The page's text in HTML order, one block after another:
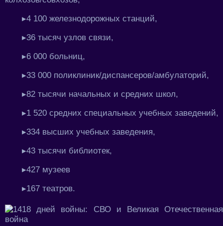
▸4 100 железнодорожных станций,
▸36 тысяч узлов связи,
▸6 000 больниц,
▸33 000 поликлиник/диспансеров/амбулаторий,
▸82 тысячи начальных и средних школ,
▸1 520 средних специальных учебных заведений,
▸334 высших учебных заведения,
▸43 тысячи библиотек,
▸427 музеев
▸167 театров.